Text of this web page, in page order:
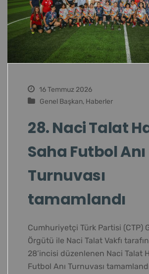
16 Temmuz 2026
Genel Başkan, Haberler
28. Naci Talat
Saha Futbol Anı
Turnuvası
tamamlandı
Cumhuriyetçi Türk Partisi (CTP)
Örgütü ile Naci Talat Vakfı
28’incisi düzenlenen Naci Talat
Futbol Anı Turnuvası